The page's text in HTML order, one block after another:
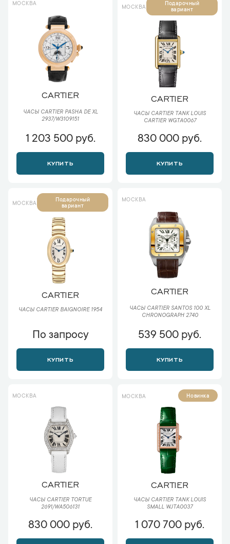
МОСКВА
CARTIER
ЧАСЫ CARTIER PASHA DE XL
2937/W3109151
1 203 500 руб.
КУПИТЬ
МОСКВА
Подарочный
вариант
CARTIER
ЧАСЫ CARTIER TANK LOUIS
CARTIER WGTA0067
830 000 руб.
КУПИТЬ
МОСКВА
Подарочный
вариант
CARTIER
ЧАСЫ CARTIER BAIGNOIRE 1954
По запросу
КУПИТЬ
МОСКВА
CARTIER
ЧАСЫ CARTIER SANTOS 100 XL
CHRONOGRAPH 2740
539 500 руб.
КУПИТЬ
МОСКВА
CARTIER
ЧАСЫ CARTIER TORTUE
2691/WA506131
830 000 руб.
МОСКВА Новинка
CARTIER
ЧАСЫ CARTIER TANK LOUIS
SMALL WJTA0037
1 070 700 руб.